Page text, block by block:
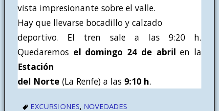
vista impresionante sobre el valle.
Hay que llevarse bocadillo y calzado
deportivo. El tren sale a las 9:20 h.
Quedaremos el domingo 24 de abril en la
Estación
del Norte (La Renfe) a las 9:10 h.
EXCURSIONES, NOVEDADES